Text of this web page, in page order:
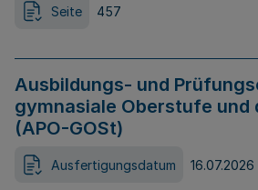
Seite 457
Ausbildungs- und
gymnasiale Oberstufe und
(APO-GOSt)
Ausfertigungsdatum 16.07.2026